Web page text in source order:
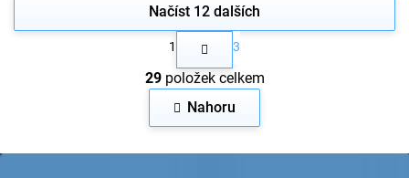
O
v
l
á
a
Načíst 12 dalších
S
t
r
á
n
k
o
1 3
29položek celkem
Nahoru
Z